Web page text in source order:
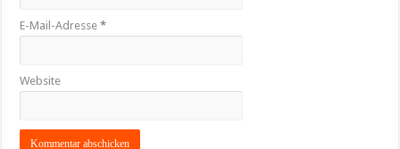
E-Mail-Adresse*
Website